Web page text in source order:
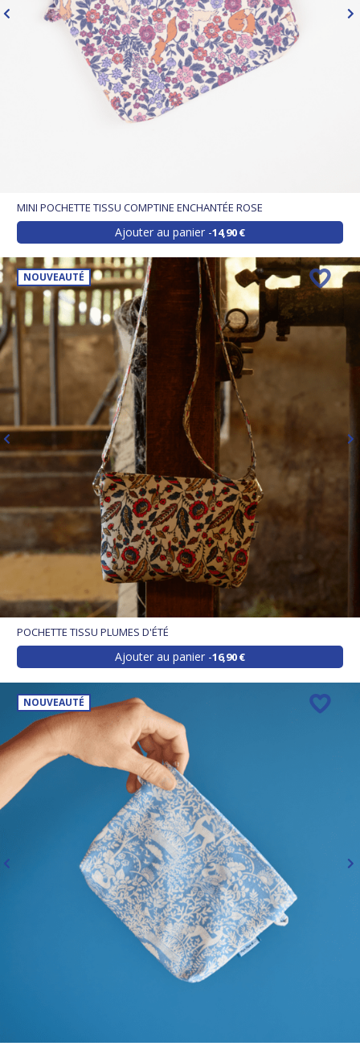
MINI POCHETTE TISSU COMPTINE ENCHANTÉE ROSE
Ajouter au panier 14,90 €
NOUVEAUTÉ
POCHETTE TISSU PLUMES D'ÉTÉ
Ajouter au panier 16,90 €
NOUVEAUTÉ